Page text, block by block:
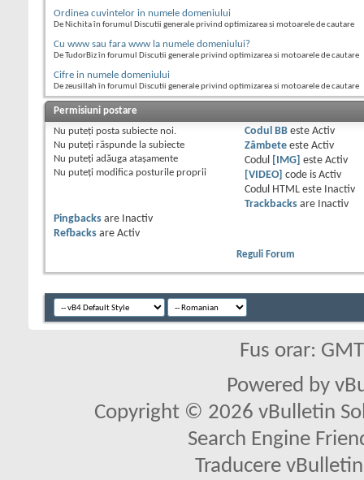
Ordinea cuvintelor in numele domeniului
De Nichita în forumul Discutii generale privind optimizarea si motoarele de cautare
Cu www sau fara www la numele domeniului?
De TudorBiz în forumul Discutii generale privind optimizarea si motoarele de cautare
Cifre in numele domeniului
De zeusillah în forumul Discutii generale privind optimizarea si motoarele de cautare
Permisiuni postare
Nu puteţi posta subiecte noi.
Nu puteţi răspunde la subiecte
Nu puteţi adăuga ataşamente
Nu puteţi modifica posturile proprii
Codul BBeste Activ
Zâmbeteeste Activ
Codul
[IMG] este Activ
[VIDEO] code is Activ
Codul HTML este
Inactiv
Trackbacksare
Inactiv
Pingbacks are
Inactiv
Refbacks are Activ
Reguli Forum
Fus orar:
Powered by
Copyright © 2026 vBulletin
Search Engine
Traducere